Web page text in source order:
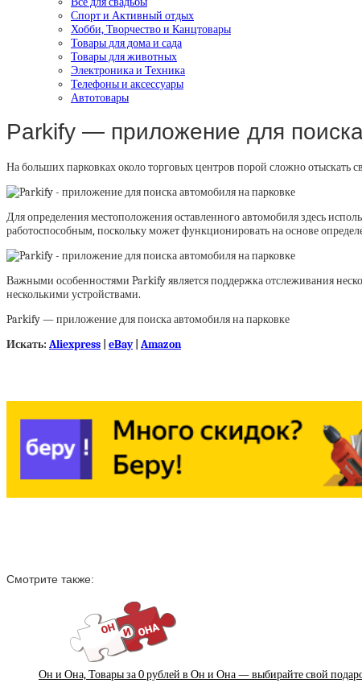
Спорт и Активный отдых
Хобби, Творчество и Канцтовары
Товары для дома и сада
Товары для животных
Электроника и Техника
Телефоны и аксессуары
Автотовары
Parkify — приложение для
На больших парковках около торговых центров порой сложно
Для определения местоположения оставленного автомобиля здесь
работоспособным, поскольку может функционировать на основе
Важными особенностями Parkify является поддержка отслеживания
несколькими устройствами.
Parkify — приложение для поиска автомобиля на парковке
Искать: Aliexpress eBay| Amazon
Смотрите также:
Он и Она, Товары за 0 рублей в Он и Она — выбирайте свой